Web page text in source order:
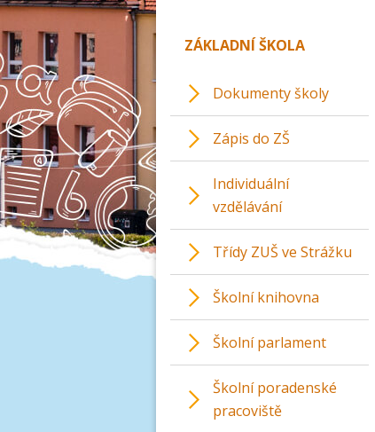
ZÁKLADNÍ ŠKOLA
Dokumenty školy
Zápis do ZŠ
Individuální
vzdělávání
Třídy ZUŠ ve Strážku
Školní knihovna
Školní parlament
Školní poradenské
pracoviště